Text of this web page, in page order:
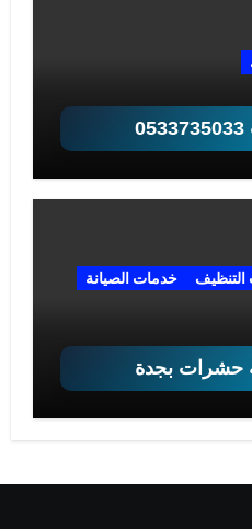
خدمات الصيانة
حشرات بجدة